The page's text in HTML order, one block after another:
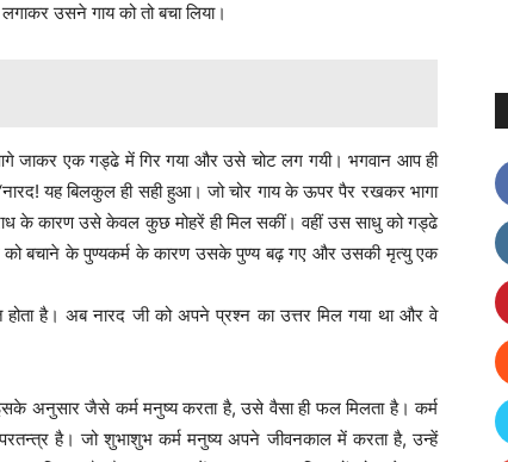
उसने गाय को तो बचा लिया।
जाकर एक गड्ढे में गिर गया और उसे चोट लग गयी। भगवान आप ही
यह बिलकुल ही सही हुआ। जो चोर गाय के ऊपर पैर रखकर भागा
के कारण उसे केवल कुछ मोहरें ही मिल सकीं। वहीं उस साधु को गड्ढे
को बचाने के पुण्यकर्म के कारण उसके पुण्य बढ़ गए और उसकी मृत्यु एक
होता है। अब नारद जी को अपने प्रश्न का उत्तर मिल गया था और वे
अनुसार जैसे कर्म मनुष्य करता है, उसे वैसा ही फल मिलता है। कर्म
है। जो शुभाशुभ कर्म मनुष्य अपने जीवनकाल में करता है, उन्हें